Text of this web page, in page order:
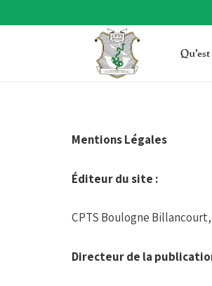
Mentions Légales
Éditeur du site :
CPTS Boulogne
Directeur de la